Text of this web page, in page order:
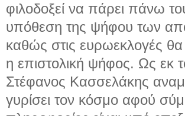
φιλοδοξεί να πάρει πάνω
υπόθεση της ψήφου των
καθώς στις ευρωεκλογές
η επιστολική ψήφος. Ως εκ
Στέφανος Κασσελάκης
γυρίσει τον κόσμο αφού